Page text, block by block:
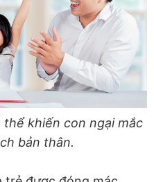
khiến con ngại mắc
bản thân.